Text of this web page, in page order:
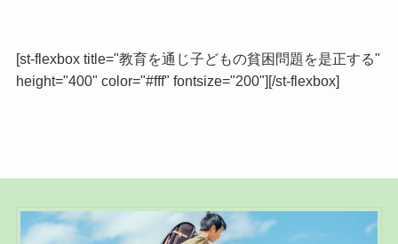
[st-flexbox title="教育を通じ子どもの貧困問題を是正する"
height="400" color="#fff" fontsize="200"][/st-flexbox]